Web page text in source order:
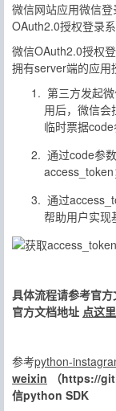
微信网站应用微信
OAuth2.0授权登录系
微信OAuth2.0授权
拥有server端的应用
第三方发起
用后，微信会
临时票据code
通过code参
access_token
通过
帮助用户实现
具体流程请参考官
官方文档地址 点这里
参考python-
weixin （https://
信python SDK